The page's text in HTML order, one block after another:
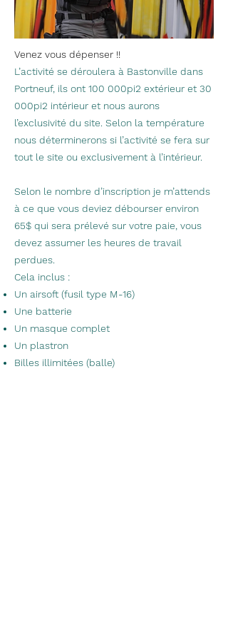
Venez vous dépenser !!
L’activité se déroulera à Bastonville dans
Portneuf, ils ont 100 000pi2 extérieur et 30
000pi2 intérieur et nous aurons
l’exclusivité du site. Selon la température
nous déterminerons si l’activité se fera sur
tout le site ou exclusivement à l’intérieur.
Selon le nombre d’inscription je m’attends
à ce que vous deviez débourser environ
65$ qui sera prélevé sur votre paie, vous
devez assumer les heures de travail
perdues.
Cela inclus :
Un airsoft (fusil type M-16)
Une batterie
Un masque complet
Un plastron
Billes illimitées (balle)